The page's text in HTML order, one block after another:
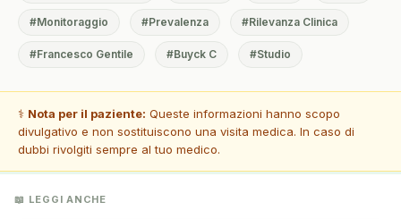
#Monitoraggio #Prevalenza #Rilevanza Clinica
#Francesco Gentile #Buyck C #Studio
⚕️ Nota per il paziente: Queste informazioni hanno scopo
divulgativo e non sostituiscono una visita medica. In caso di
dubbi rivolgiti sempre al tuo medico.
📖 LEGGI ANCHE